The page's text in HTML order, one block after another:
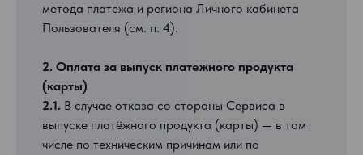
метода платежа и региона Личного кабинета
Пользователя (см. п. 4).
2. Оплата за выпуск платежного продукта
(карты)
2.1. В случае отказа со стороны Сервиса в
выпуске платёжного продукта (карты) — в том
числе по техническим причинам или по